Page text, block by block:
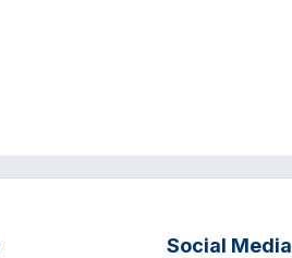
Social Media